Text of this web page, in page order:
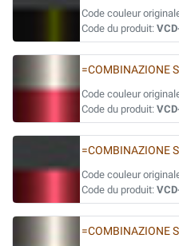
Code couleur
Code du produit:
=COMBINAZIONE
Code couleur
Code du produit:
=COMBINAZIONE
Code couleur
Code du produit:
=COMBINAZIONE